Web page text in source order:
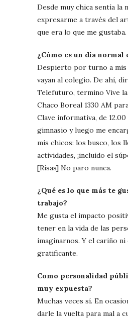
Desde muy chica sentía la
expresarme a través del
que era lo que me gustaba.
¿Cómo es un día normal
Despierto por turno a mis
vayan al colegio. De ahí,
Telefuturo, termino Vive la
Chaco Boreal 1330 AM
Clave informativa, de 12.00
gimnasio y luego me
mis chicos: los busco, los
actividades, ¡incluido el
[Risas] No paro nunca.
¿Qué es lo que más te
trabajo?
Me gusta el impacto
tener en la vida de las
imaginarnos. Y el cariño ni
gratificante.
Como personalidad
muy expuesta?
Muchas veces sí. En
darle la vuelta para mal a